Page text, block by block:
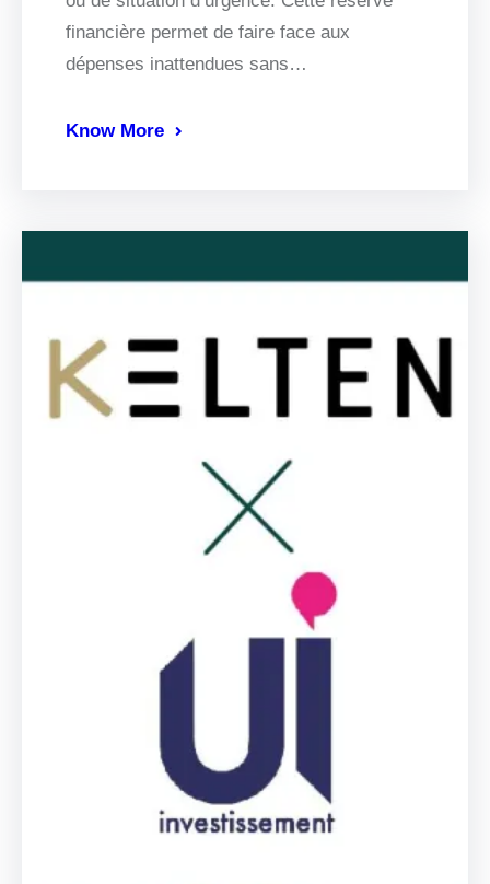
financière permet de faire face aux
dépenses inattendues sans…
Know More